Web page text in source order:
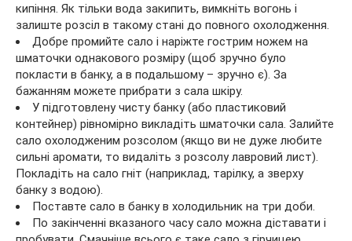
кипіння. Як тільки вода закипить, вимкніть вогонь і
залиште розсіл в такому стані до повного охолодження.
Добре промийте сало і наріжте гострим ножем на
шматочки однакового розміру (щоб зручно було
покласти в банку, а в подальшому – зручно є). За
бажанням можете прибрати з сала шкіру.
У підготовлену чисту банку (або пластиковий
контейнер) рівномірно викладіть шматочки сала. Залийте
сало охолодженим розсолом (якщо ви не дуже любите
сильні аромати, то видаліть з розсолу лавровий лист).
Покладіть на сало гніт (наприклад, тарілку, а зверху
банку з водою).
Поставте сало в банку в холодильник на три доби.
По закінченні вказаного часу сало можна діставати і